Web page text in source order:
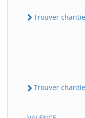
Trouver
Trouver